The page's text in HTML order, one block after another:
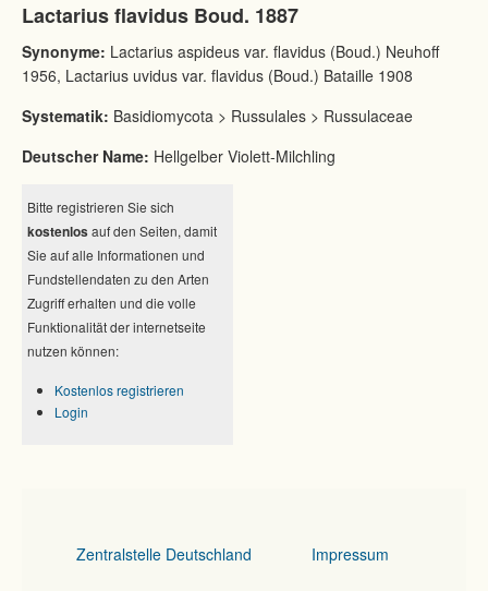
Lactarius flavidus Boud. 1887
Synonyme: Lactarius aspideus var. flavidus (Boud.) Neuhoff
1956, Lactarius uvidus var. flavidus (Boud.) Bataille 1908
Systematik: Basidiomycota > Russulales > Russulaceae
Deutscher Name: Hellgelber Violett-Milchling
Bitte registrieren Sie sich
kostenlos auf den Seiten, damit
Sie auf alle Informationen und
Fundstellendaten zu den Arten
Zugriff erhalten und die volle
Funktionalität der internetseite
nutzen können:
Kostenlos registrieren
Login
Zentralstelle Deutschland Impressum